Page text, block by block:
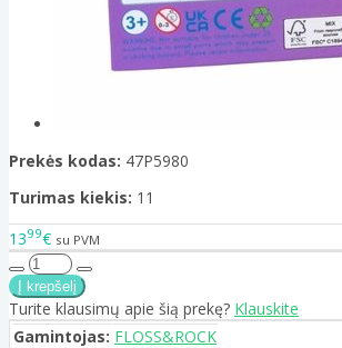
Prekės kodas: 47P5980
Turimas kiekis: 11
1399€ su PVM
Turite klausimų apie šią prekę? Klauskite
Gamintojas: FLOSS&ROCK